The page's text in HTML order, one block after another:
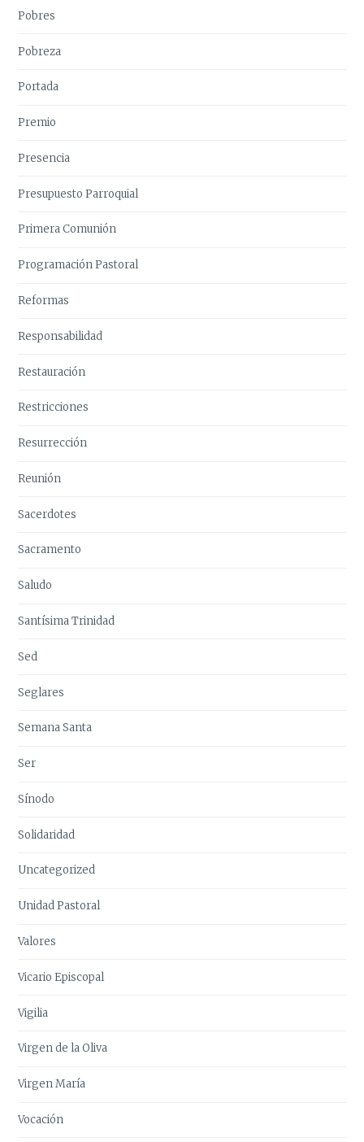
Pobres
Pobreza
Portada
Premio
Presencia
Presupuesto Parroquial
Primera Comunión
Programación Pastoral
Reformas
Responsabilidad
Restauración
Restricciones
Resurrección
Reunión
Sacerdotes
Sacramento
Saludo
Santísima Trinidad
Sed
Seglares
Semana Santa
Ser
Sínodo
Solidaridad
Uncategorized
Unidad Pastoral
Valores
Vicario Episcopal
Vigilia
Virgen de la Oliva
Virgen María
Vocación